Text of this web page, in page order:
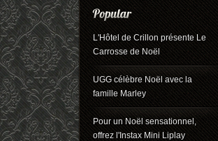
L'Hôtel de Crillon présente Le
Carrosse de Noël
UGG célèbre Noël avec la
famille Marley
Pour un Noël sensationnel,
offrez l'Instax Mini Liplay